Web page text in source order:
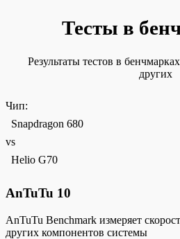
Тесты в
Результаты тестов в
других
Чип:
Snapdragon 680
vs
Helio G70
AnTuTu 10
AnTuTu Benchmark измеряет
других компонентов системы